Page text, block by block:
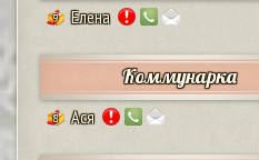
9 Елена
Коммунарка
8 Ася